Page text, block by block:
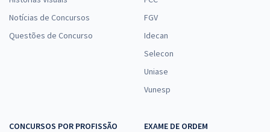
Notícias de Concursos
Questões de Concurso
FGV
Idecan
Selecon
Uniase
Vunesp
CONCURSOS POR PROFISSÃO
EXAME DE ORDEM